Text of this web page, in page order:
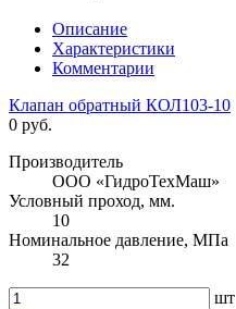
Описание
Характеристики
Комментарии
Клапан обратный КОЛ103-10
0 руб.
Производитель
ООО «ГидроТехМаш»
Условный проход, мм.
10
Номинальное давление, МПа
32
шт